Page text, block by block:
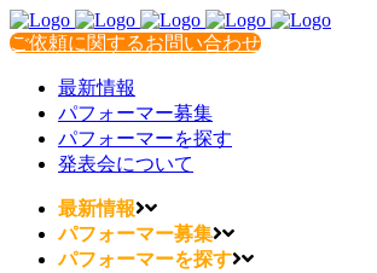
ご依頼に関するお問い合わせ
最新情報
パフォーマー募集
パフォーマーを探す
発表会について
最新情報
パフォーマー募集
パフォーマーを探す